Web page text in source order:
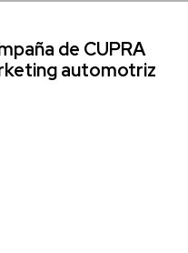
de CUPRA
automotriz